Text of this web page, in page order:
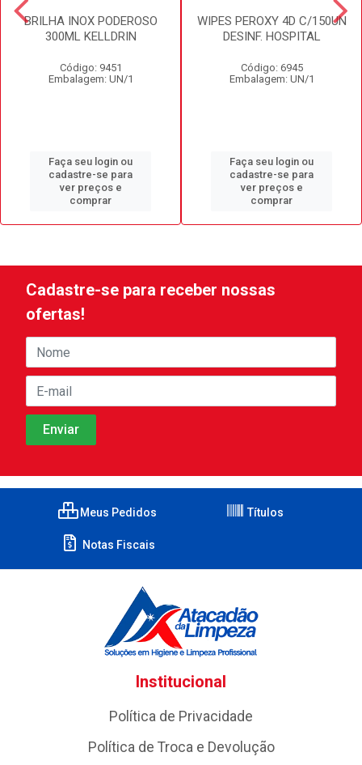
BRILHA INOX PODEROSO
300ML KELLDRIN
Código: 9451
Embalagem: UN/1
Faça seu login ou
cadastre-se para
ver preços e
comprar
WIPES PEROXY 4D C/150UN
DESINF. HOSPITAL
Código: 6945
Embalagem: UN/1
Faça seu login ou
cadastre-se para
ver preços e
comprar
Cadastre-se para receber nossas
ofertas!
Meus Pedidos Títulos
Notas Fiscais
Institucional
Política de Privacidade
Política de Troca e Devolução